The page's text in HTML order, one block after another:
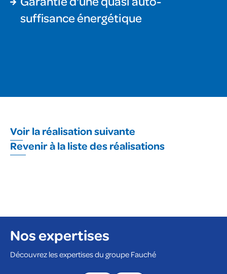
suffisance énergétique
Revenir à la liste des réalisations
Voir la réalisation suivante
Nos expertises
Découvrez les expertises du groupe Fauché